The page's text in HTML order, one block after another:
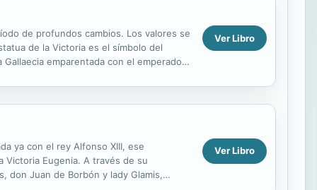
de profundos cambios. Los valores se
de la Victoria es el símbolo del
emparentada con el emperador
Ver Libro
ya con el rey Alfonso XIII, ese
Victoria Eugenia. A través de su
don Juan de Borbón y lady Glamis,
Ver Libro